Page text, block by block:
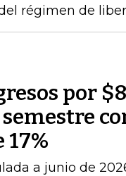
régimen de
por
a junio de